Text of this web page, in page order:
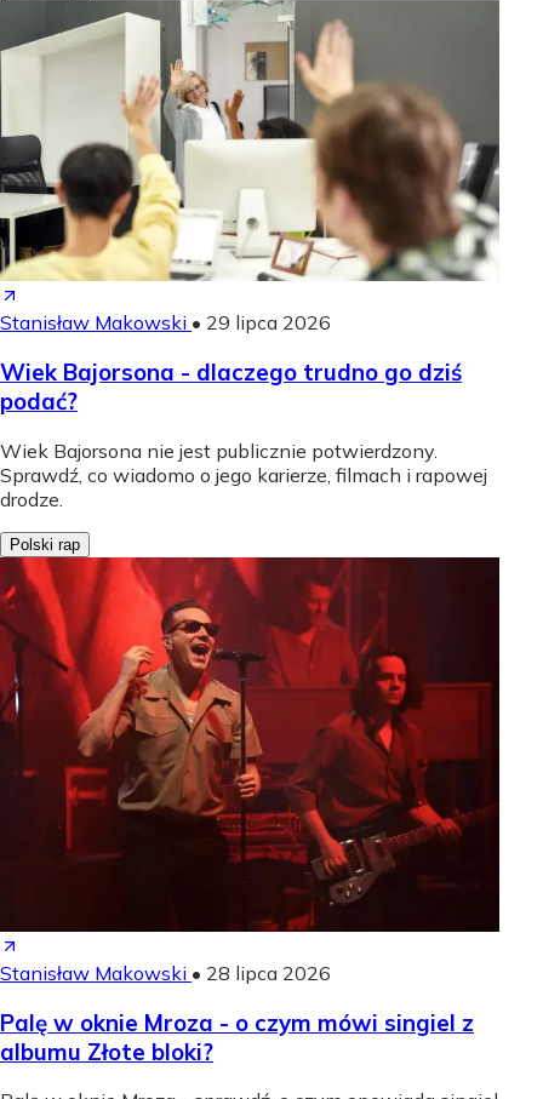
Stanisław Makowski • 29 lipca 2026
Wiek Bajorsona - dlaczego trudno go dziś
podać?
Wiek Bajorsona nie jest publicznie potwierdzony.
Sprawdź, co wiadomo o jego karierze, filmach i rapowej
drodze.
Polski rap
Stanisław Makowski • 28 lipca 2026
Palę w oknie Mroza - o czym mówi singiel z
albumu Złote bloki?